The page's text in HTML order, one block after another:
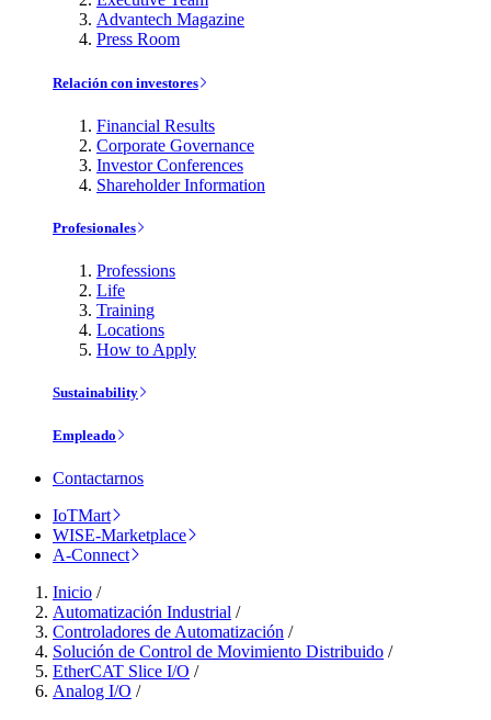
Advantech Magazine
Press Room
Relación con investores
Financial Results
Corporate Governance
Investor Conferences
Shareholder Information
Profesionales
Professions
Life
Training
Locations
How to Apply
Sustainability
Empleado
Contactarnos
IoTMart
WISE-Marketplace
A-Connect
Inicio /
Automatización Industrial /
Controladores de Automatización /
Solución de Control de Movimiento Distribuido /
EtherCAT Slice I/O /
Analog I/O /